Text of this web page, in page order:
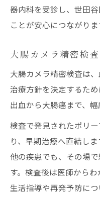
器内科を受診し、世田
ことが安心につながりま
大腸カメラ精密検
大腸カメラ精密検査は
治療方針を決定するた
出血から大腸癌まで、幅
検査で発見されたポリ
り、早期治療へ直結し
他の疾患でも、その場
す。検査後は医師から
生活指導や再発予防に